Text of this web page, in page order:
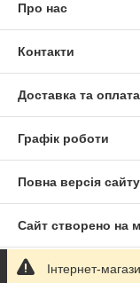
Про нас
Контакти
Доставка та оплата
Графік роботи
Повна версія сайту
Сайт створено на
ПолітикаІнтернет-